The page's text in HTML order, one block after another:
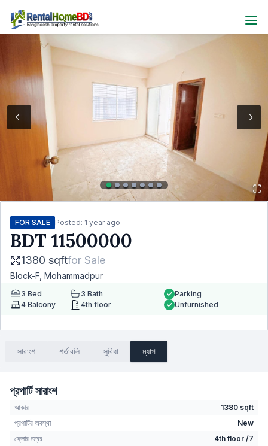
FOR SALE Posted: 1 year ago
BDT 11500000
1380 sqftfor Sale
Block-F, Mohammadpur
3 Bed 3 Bath
4 Balcony 4th floor
Parking
Unfurnished
সারাংশ শর্তাবলি সুবিধা ম্যাপ
প্রপার্টি সারাংশ
আকার
1380 sqft
প্রপার্টির অবস্থা
New
ফ্লোর নম্বর
4th floor /7